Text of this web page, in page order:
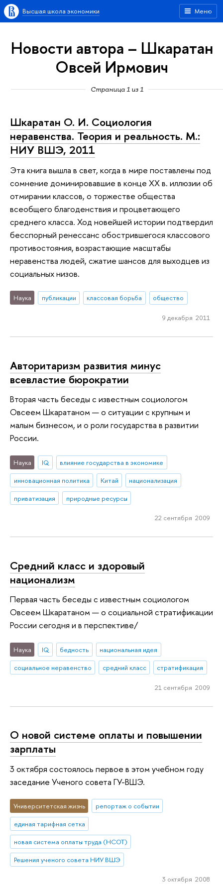
Меню
Высшая школа экономики
Новости автора – Шкаратан
Овсей Ирмович
Страница 1 из 1
Шкаратан О. И. Социология
неравенства. Теория и реальность. М.:
НИУ ВШЭ, 2011
Эта книга вышла в свет, когда в мире поставлены под
сомнение доминировавшие в конце ХХ в. иллюзии об
отмирании классов, о торжестве общества
всеобщего благоденствия и процветающего
среднего класса. Ход новейшей истории подтвердил
бесспорный ренессанс обострившегося классового
противостояния, возрастающие масштабы
неравенства людей, сжатие шансов для выходцев из
социальных низов.
Наука публикации классовая борьба общество
9 декабря 2011
Авторитаризм развития минус
всевластие бюрократии
Вторая часть беседы с известным социологом
Овсеем Шкаратаном — о ситуации с крупным и
малым бизнесом, и о роли государства в развитии
России.
Наука IQ
влияние государства в экономике
инновационная политика
Китай
национализация
приватизация
природные ресурсы
22 сентября 2009
Средний класс и здоровый
национализм
Первая часть беседы с известным социологом
Овсеем Шкаратаном — о социальной стратификации
России сегодня и в перспективе/
Наука IQ бедность
национальная идея
социальное неравенство
средний класс стратификация
21 сентября 2009
О новой системе оплаты и повышении
зарплаты
3 октября состоялось первое в этом учебном году
заседание Ученого совета ГУ-ВШЭ.
Университетская жизнь
репортаж о событии
единая тарифная сетка
новая система оплаты труда (НСОТ)
Решения ученого совета НИУ ВШЭ
3 октября 2008